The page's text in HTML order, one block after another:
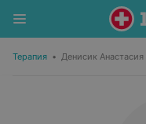
Терапия • Денисик Анастасия